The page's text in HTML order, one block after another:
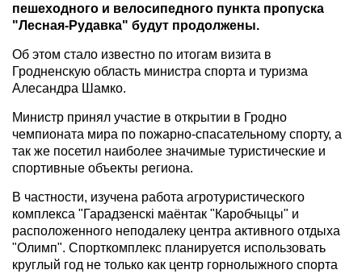
пешеходного и велосипедного пункта пропуска
"Лесная-Рудавка" будут продолжены.
Об этом стало известно по итогам визита в
Гродненскую область министра спорта и туризма
Алесандра Шамко.
Министр принял участие в открытии в Гродно
чемпионата мира по пожарно-спасательному спорту, а
так же посетил наиболее значимые туристические и
спортивные объекты региона.
В частности, изучена работа агротуристического
комплекса "Гарадзенскi маёнтак "Каробчыцы" и
расположенного неподалеку центра активного отдыха
"Олимп". Спорткомплекс планируется использовать
круглый год не только как центр горнолыжного спорта